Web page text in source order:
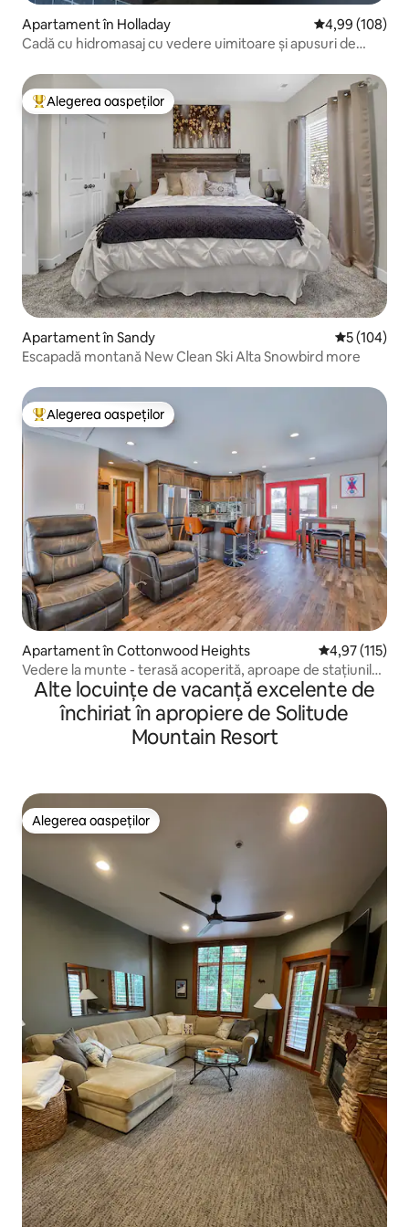
Apartament în Holladay Scor mediu de
4,99 (108)
Cadă cu hidromasaj cu vedere uimitoare și apusuri de
Locuință din topul categoriei Alegerea oaspeților
Alegerea oaspeților
Apartament în Sandy Scor mediu
5 (104)
Escapadă montană New Clean Ski Alta Snowbird more
Locuință din topul categoriei Alegerea oaspeților
Alegerea oaspeților
Apartament în Cottonwood Heights Scor mediu
4,97 (115)
Vedere la munte - terasă acoperită, aproape de stațiunile
de schi
Alte locuințe de vacanță excelente de
închiriat în apropiere de Solitude
Mountain Resort
Alegerea oaspeților
Alegerea oaspeților